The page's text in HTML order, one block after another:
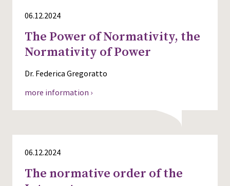
06.12.2024
The Power of Normativity, the
Normativity of Power
Dr. Federica Gregoratto
more information ›
06.12.2024
The normative order of the